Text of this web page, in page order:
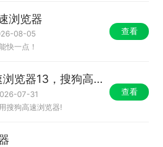
浏览器
08-05
快一点！
查看
览器13，搜狗高
搜狗浏览器
07-31
搜狗高速浏览器!
查看